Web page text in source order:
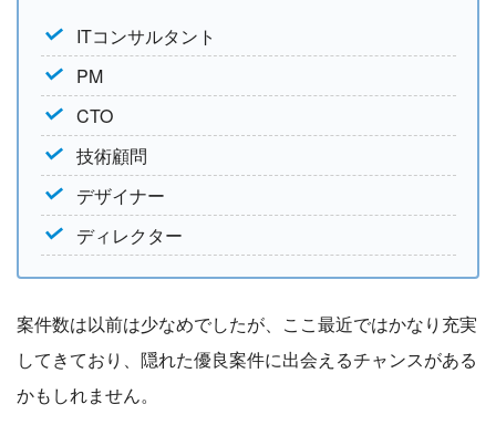
ITコンサルタント
PM
CTO
技術顧問
デザイナー
ディレクター
案件数は以前は少なめでしたが、ここ最近ではかなり充実
してきており、隠れた優良案件に出会えるチャンスがある
かもしれません。